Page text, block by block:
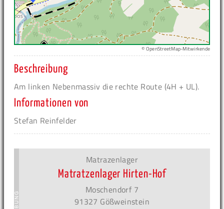
© OpenStreetMap-Mitwirkende
Beschreibung
Am linken Nebenmassiv die rechte Route (4H + UL).
Informationen von
Stefan Reinfelder
Matrazenlager
Matratzenlager Hirten-Hof
Moschendorf 7
91327 Gößweinstein